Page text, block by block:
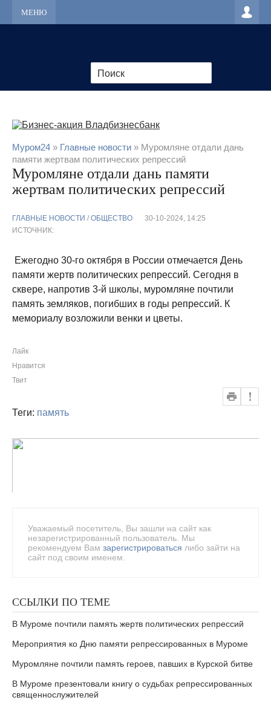
МЕНЮ
Муром24 » Главные новости » Муромляне отдали дань
памяти жертвам политических репрессий
Муромляне отдали дань памяти
жертвам политических репрессий
ГЛАВНЫЕ НОВОСТИ / ОБЩЕСТВО
30-10-2024, 14:25
ИСТОЧНИК:
Ежегодно 30-го октября в России отмечается День
памяти жертв политических репрессий. Сегодня в
сквере, напротив 3-й школы, муромляне почтили
память земляков, погибших в годы репрессий. К
мемориалу возложили венки и цветы.
Лайк
Нравится
Твит
Теги: память
Уважаемый посетитель, Вы зашли на сайт как
незарегистрированный пользователь. Мы
рекомендуем Вам зарегистрироваться либо зайти на
сайт под своим именем.
ССЫЛКИ ПО ТЕМЕ
В Муроме почтили память жертв политических репрессий
Мероприятия ко Дню памяти репрессированных в Муроме
Муромляне почтили память героев, павших в Курской битве
В Муроме презентовали книгу о судьбах репрессированных
священнослужителей